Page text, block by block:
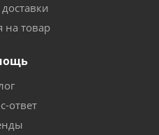
на товар
ответ